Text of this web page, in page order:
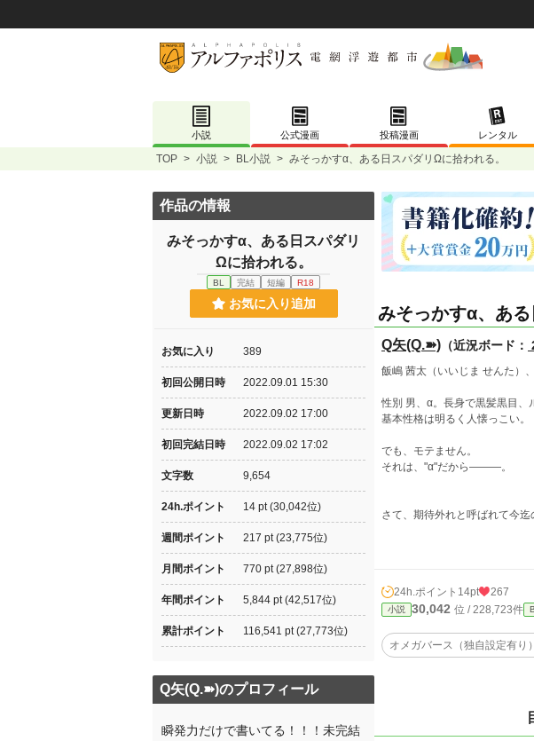
小説 公式漫画 投稿漫画 レンタル
TOP > 小説 > BL小説 > みそっかす‪α‬、ある日スパダリΩに拾われる。
みそっかす‪α‬、あ
Q矢(Q.➽) （近況ボード：
飯嶋 茜太（いいじま せんた）、
性別 男、‪α‬。長身で黒髪黒目、
基本性格は明るく人懐っこい。
でも、モテません。
それは、‪"α‬"だから―――。
さて、期待外れと呼ばれて今迄
24h.ポイント 14pt 267
小説 30,042 位 / 228,723件
オメガバース（独自設定有り）
作品の情報
みそっかす‪α‬、ある日スパダリ
Ωに拾われる。
BL 完結 短編 R18
お気に入り追加
お気に入り 389
初回公開日時 2022.09.01 15:30
更新日時 2022.09.02 17:00
初回完結日時 2022.09.02 17:02
文字数 9,654
24h.ポイント 14 pt (30,042位)
週間ポイント 217 pt (23,775位)
月間ポイント 770 pt (27,898位)
年間ポイント 5,844 pt (42,517位)
累計ポイント 116,541 pt (27,773位)
Q矢(Q.➽)のプロフィール
瞬発力だけで書いてる！！！未完結